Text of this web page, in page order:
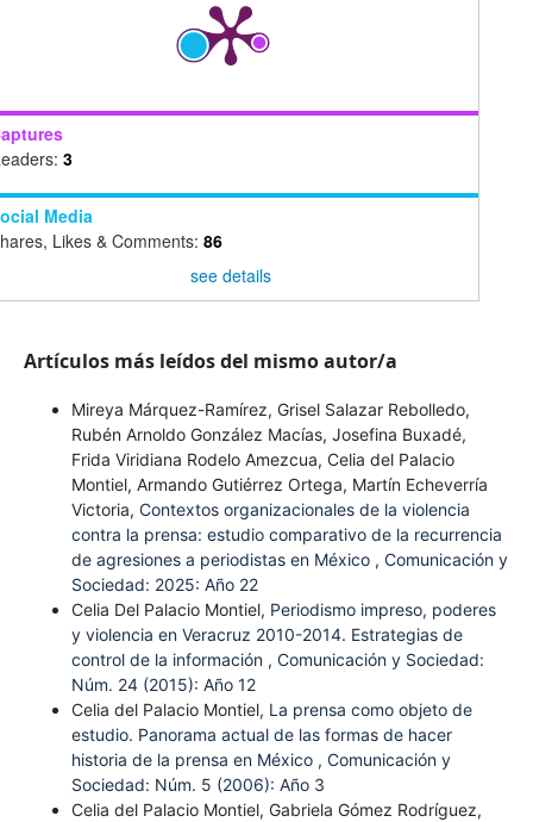
3
Media
Likes & Comments: 86
see details
Artículos más leídos del mismo autor/a
Mireya Márquez-Ramírez, Grisel Salazar Rebolledo,
Rubén Arnoldo González Macías, Josefina Buxadé,
Frida Viridiana Rodelo Amezcua, Celia del Palacio
Montiel, Armando Gutiérrez Ortega, Martín Echeverría
Victoria, Contextos organizacionales de la violencia
contra la prensa: estudio comparativo de la recurrencia
de agresiones a periodistas en México , Comunicación y
Sociedad: 2025: Año 22
Celia Del Palacio Montiel, Periodismo impreso, poderes
y violencia en Veracruz 2010-2014. Estrategias de
control de la información , Comunicación y Sociedad:
Núm. 24 (2015): Año 12
Celia del Palacio Montiel, La prensa como objeto de
estudio. Panorama actual de las formas de hacer
historia de la prensa en México , Comunicación y
Sociedad: Núm. 5 (2006): Año 3
Celia del Palacio Montiel, Gabriela Gómez Rodríguez,